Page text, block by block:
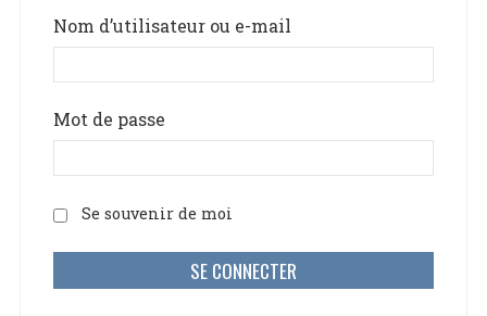
Nom d’utilisateur ou e-mail
Mot de passe
Se souvenir de moi